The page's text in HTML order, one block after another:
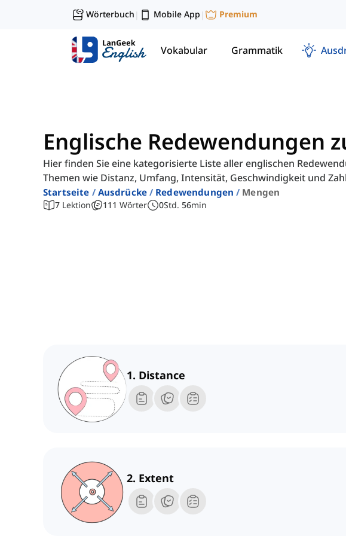
Wörterbuch | Mobile App | Premium
Vokabular Grammatik
Englische Redewendungen
Hier finden Sie eine kategorisierte Liste aller englischen
Themen wie Distanz, Umfang, Intensität, Geschwindigkeit und
Startseite Ausdrücke Redewendungen Mengen
7 Lektion 111 Wörter 0Std. 56min
1. Distance
2. Extent